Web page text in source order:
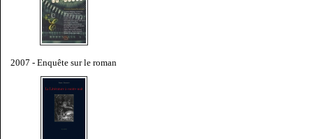
2007 - Enquête sur le roman